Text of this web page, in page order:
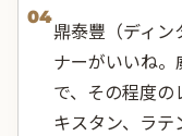
04
鼎泰豐（ディン
ナーがいいね
で、その程度
キスタン、ラ